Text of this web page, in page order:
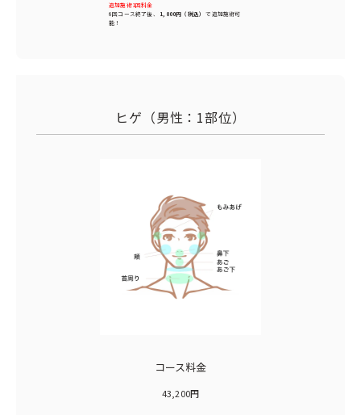
追加施術1回料金
6回コース終了後、 1,000円（税込） で追加施術可
能！
ヒゲ（男性：1部位）
コース料金
43,200円